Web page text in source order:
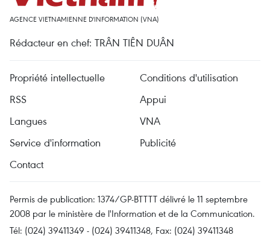
AGENCE VIETNAMIENNE D'INFORMATION (VNA)
Rédacteur en chef: TRÂN TIÊN DUÂN
Propriété intellectuelle
Conditions d'utilisation
RSS
Appui
Langues
VNA
Service d'information
Publicité
Contact
Permis de publication: 1374/GP-BTTTT délivré le 11 septembre
2008 par le ministère de l'Information et de la Communication.
Tél: (024) 39411349 - (024) 39411348, Fax: (024) 39411348